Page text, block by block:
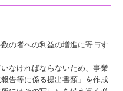
の者への利益の増進に寄与す
なければならないため、事業
告等に係る提出書類」を作成